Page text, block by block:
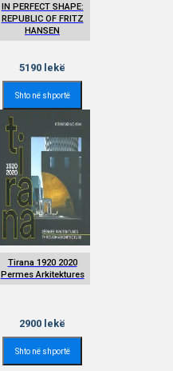
IN PERFECT SHAPE:
REPUBLIC OF FRITZ
HANSEN
5190 lekë
Shto në shportë
Tirana 1920 2020
Permes Arkitektures
2900 lekë
Shto në shportë